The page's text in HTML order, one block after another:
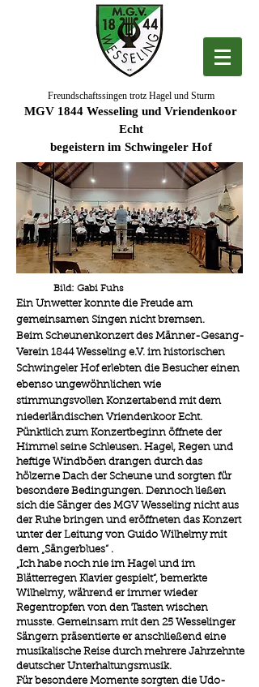
Freundschaftssingen trotz Hagel und Sturm
MGV 1844 Wesseling und Vriendenkoor
Echt
begeistern im Schwingeler Hof
Bild: Gabi Fuhs
Ein Unwetter konnte die Freude am
gemeinsamen Singen nicht bremsen.
Beim Scheunenkonzert des Männer-Gesang-
Verein 1844 Wesseling e.V. im historischen
Schwingeler Hof erlebten die Besucher einen
ebenso ungewöhnlichen wie
stimmungsvollen Konzertabend mit dem
niederländischen Vriendenkoor Echt.
Pünktlich zum Konzertbeginn öffnete der
Himmel seine Schleusen. Hagel, Regen und
heftige Windböen drangen durch das
hölzerne Dach der Scheune und sorgten für
besondere Bedingungen. Dennoch ließen
sich die Sänger des MGV Wesseling nicht aus
der Ruhe bringen und eröffneten das Konzert
unter der Leitung von Guido Wilhelmy mit
dem „Sängerblues“ .
„Ich habe noch nie im Hagel und im
Blätterregen Klavier gespielt“, bemerkte
Wilhelmy, während er immer wieder
Regentropfen von den Tasten wischen
musste. Gemeinsam mit den 25 Wesselinger
Sängern präsentierte er anschließend eine
musikalische Reise durch mehrere Jahrzehnte
deutscher Unterhaltungsmusik.
Für besondere Momente sorgten die Udo-